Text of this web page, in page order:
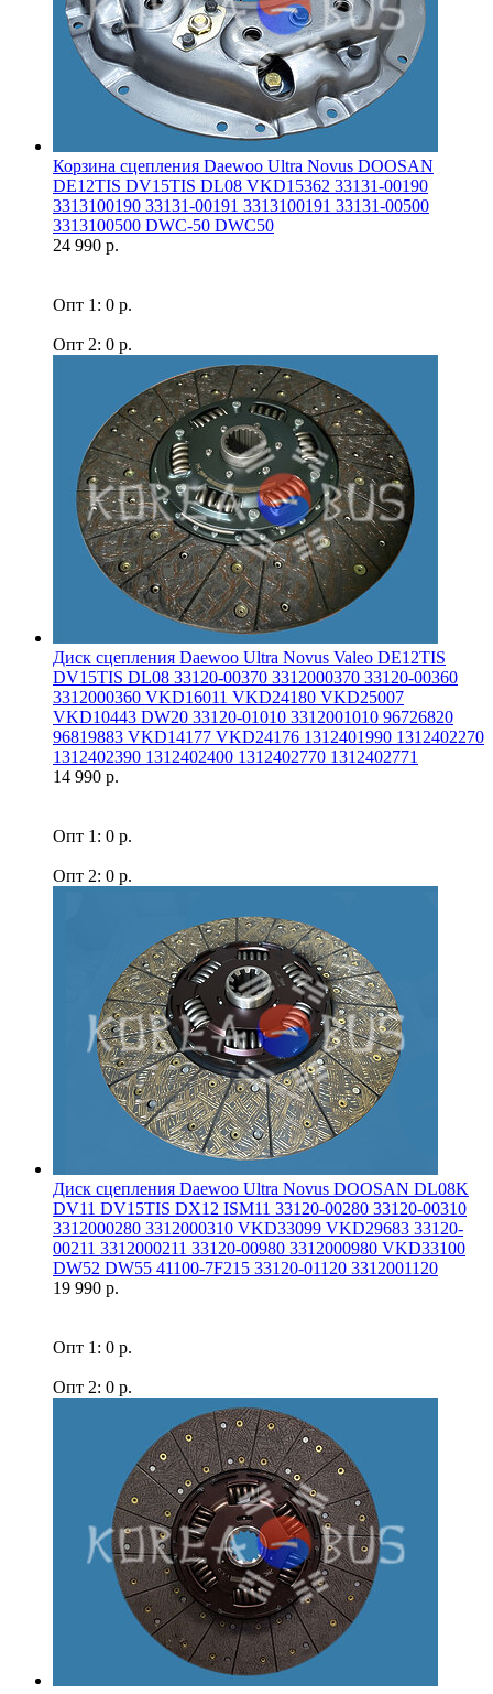
Корзина сцепления Daewoo Ultra Novus DOOSAN
DE12TIS DV15TIS DL08 VKD15362 33131-00190
3313100190 33131-00191 3313100191 33131-00500
3313100500 DWC-50 DWC50
24 990 р.
Опт 1: 0 р.
Опт 2: 0 р.
Диск сцепления Daewoo Ultra Novus Valeo DE12TIS
DV15TIS DL08 33120-00370 3312000370 33120-00360
3312000360 VKD16011 VKD24180 VKD25007
VKD10443 DW20 33120-01010 3312001010 96726820
96819883 VKD14177 VKD24176 1312401990 1312402270
1312402390 1312402400 1312402770 1312402771
14 990 р.
Опт 1: 0 р.
Опт 2: 0 р.
Диск сцепления Daewoo Ultra Novus DOOSAN DL08K
DV11 DV15TIS DX12 ISM11 33120-00280 33120-00310
3312000280 3312000310 VKD33099 VKD29683 33120-
00211 3312000211 33120-00980 3312000980 VKD33100
DW52 DW55 41100-7F215 33120-01120 3312001120
19 990 р.
Опт 1: 0 р.
Опт 2: 0 р.